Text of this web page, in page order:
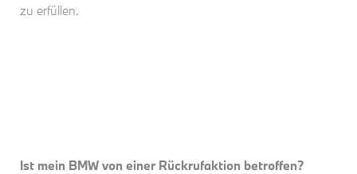
zu erfüllen.
Ist mein BMW von einer Rückrufaktion betroffen?